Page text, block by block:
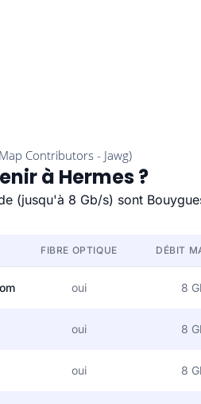
à Hermes ?
(jusqu'à 8 Gb/s) sont
FIBRE OPTIQUE DÉBIT
oui 8
oui 8
oui 8